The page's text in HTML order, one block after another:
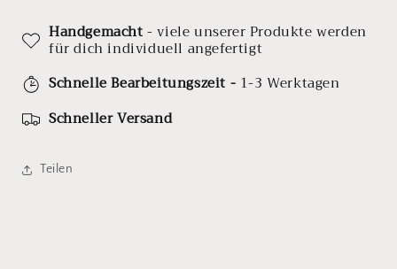
Handgemacht- viele unserer Produkte werden
für dich individuell angefertigt
Schnelle Bearbeitungszeit - 1-3 Werktagen
Schneller Versand
Teilen